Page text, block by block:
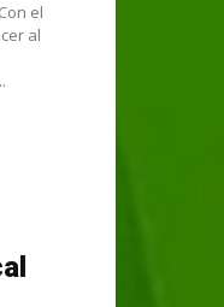
el
al